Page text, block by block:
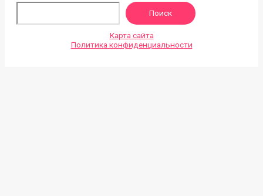
Поиск
Карта сайта
Политика конфиденциальности